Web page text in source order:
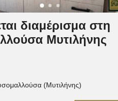
διαμέρισμα στη
Μυτιλήνης
(Μυτιλήνης)